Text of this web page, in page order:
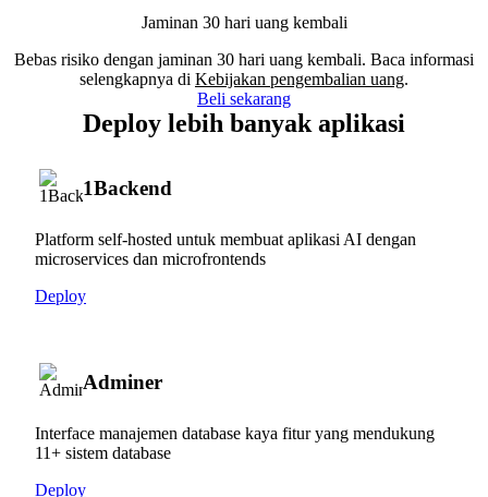
Jaminan 30 hari uang kembali
Bebas risiko dengan jaminan 30 hari uang kembali. Baca informasi
selengkapnya di Kebijakan pengembalian uang.
Beli sekarang
Deploy lebih banyak aplikasi
1Backend
Platform self-hosted untuk membuat aplikasi AI dengan
microservices dan microfrontends
Deploy
Adminer
Interface manajemen database kaya fitur yang mendukung
11+ sistem database
Deploy